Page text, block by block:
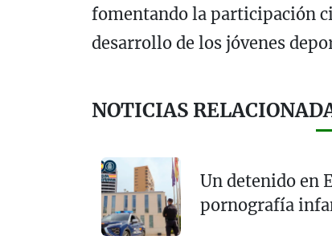
fomentando la participación
desarrollo de los jóvenes
NOTICIAS
Un detenido en
pornografía